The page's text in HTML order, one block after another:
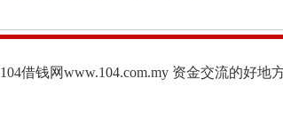
104借钱网www.104.com.my 资金交流的好地